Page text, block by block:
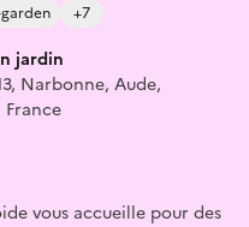
+7
jardin
Narbonne, Aude,
vous accueille pour des